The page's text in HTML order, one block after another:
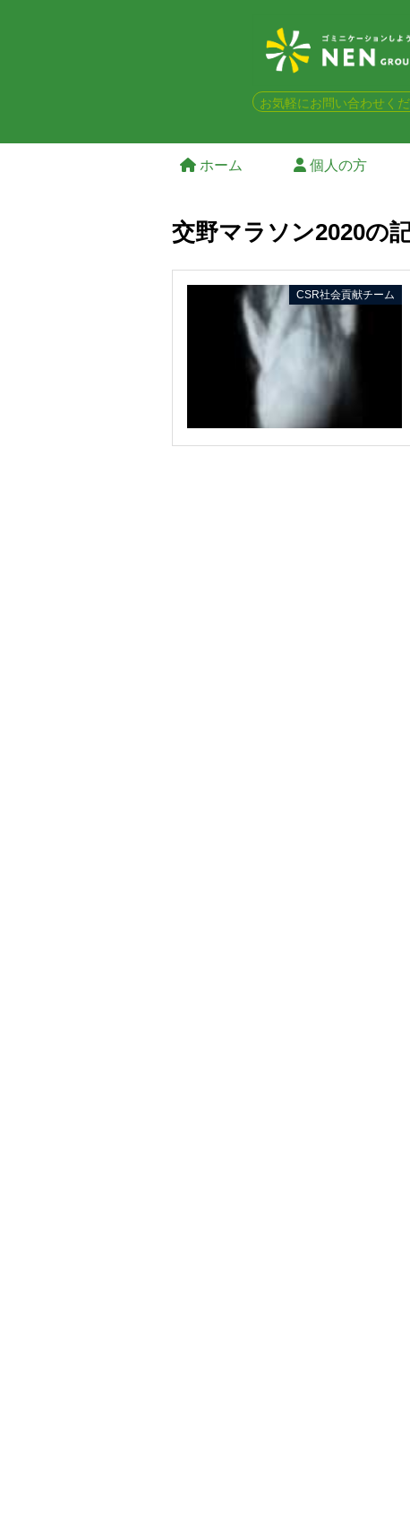
お気軽にお問い合わせくだ
ホーム 個人の方
交野マラソン2020の
CSR社会貢献チーム